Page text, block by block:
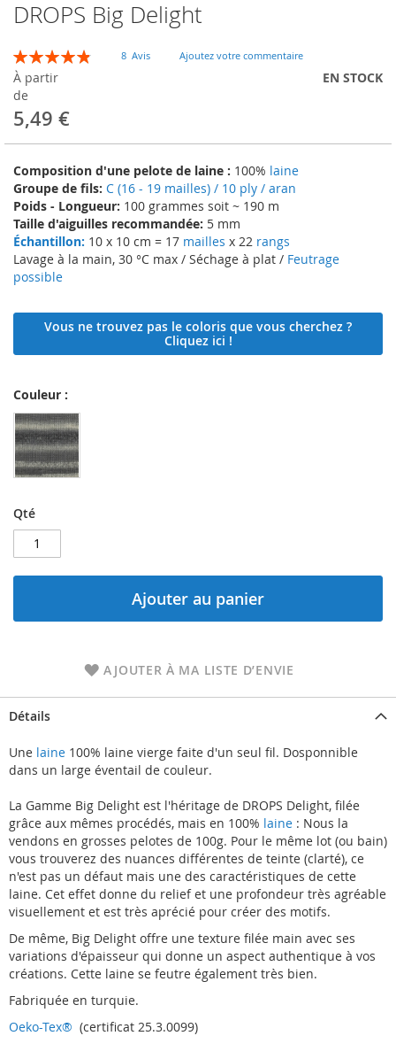
DROPS Big Delight
Évaluation:
98% of 100
8 Avis Ajoutez votre commentaire
À partir
de
5,49 €
EN STOCK
Composition d'une pelote de laine : 100% laine
Groupe de fils: C (16 - 19 mailles) / 10 ply / aran
Poids - Longueur: 100 grammes soit ~ 190 m
Taille d'aiguilles recommandée: 5 mm
Échantillon: 10 x 10 cm = 17 mailles x 22 rangs
Lavage à la main, 30 °C max / Séchage à plat / Feutrage
possible
Vous ne trouvez pas le coloris que vous cherchez ?
Cliquez ici !
Couleur :
Qté
Ajouter au panier
AJOUTER À MA LISTE D’ENVIE
Skip
to
the
beginning
of
the
images
Détails
Une laine 100% laine vierge faite d'un seul fil. Dosponnible
dans un large éventail de couleur.
La Gamme Big Delight est l'héritage de DROPS Delight, filée
grâce aux mêmes procédés, mais en 100% laine : Nous la
vendons en grosses pelotes de 100g. Pour le même lot (ou bain)
vous trouverez des nuances différentes de teinte (clarté), ce
n'est pas un défaut mais une des caractéristiques de cette
laine. Cet effet donne du relief et une profondeur très agréable
visuellement et est très aprécié pour créer des motifs.
De même, Big Delight offre une texture filée main avec ses
variations d'épaisseur qui donne un aspect authentique à vos
créations. Cette laine se feutre également très bien.
Fabriquée en turquie.
Oeko-Tex® (certificat 25.3.0099)